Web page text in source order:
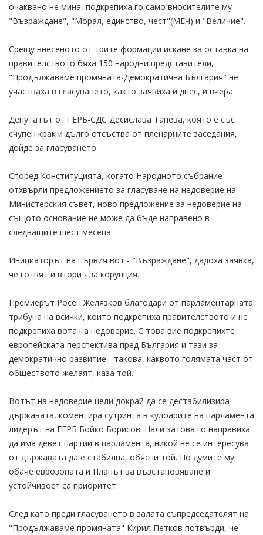
очаквано не мина, подкрепиха го само вносителите му -
"Възраждане", "Морал, единство, чест"(МЕЧ) и "Величие".
Срещу внесеното от трите формации искане за оставка на
правителството бяха 150 народни представители,
"Продължаваме промяната-Демократична България" не
участваха в гласуването, както заявиха и днес, и вчера.
Депутатът от ГЕРБ-СДС Десислава Танева, която е със
счупен крак и дълго отсъства от пленарните заседания,
дойде за гласуването.
Според Конституцията, когато Народното събрание
отхвърли предложението за гласуване на недоверие на
Министерския съвет, ново предложение за недоверие на
същото основание не може да бъде направено в
следващите шест месеца.
Инициаторът на първия вот - "Възраждане", дадоха заявка,
че готвят и втори - за корупция.
Премиерът Росен Желязков благодари от парламентарната
трибуна на всички, които подкрепиха правителството и не
подкрепиха вота на недоверие. С това вие подкрепихте
европейската перспектива пред България и тази за
демократично развитие - такова, каквото голямата част от
обществото желаят, каза той.
Вотът на недоверие цели докрай да се дестабилизира
държавата, коментира сутринта в кулоарите на парламента
лидерът на ГЕРБ Бойко Борисов. Нали затова го направиха
да има девет партии в парламента, никой не се интересува
от държавата да е стабилна, обясни той. По думите му
обаче еврозоната и Планът за възстановяване и
устойчивост са приоритет.
След като преди гласуването в залата съпредседателят на
"Продължаваме промяната" Кирил Петков потвърди, че